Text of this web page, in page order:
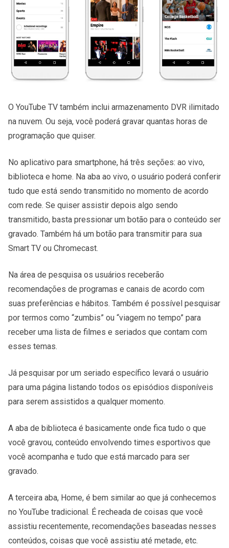
O YouTube TV também inclui armazenamento DVR ilimitado
na nuvem. Ou seja, você poderá gravar quantas horas de
programação que quiser.
No aplicativo para smartphone, há três seções: ao vivo,
biblioteca e home. Na aba ao vivo, o usuário poderá conferir
tudo que está sendo transmitido no momento de acordo
com rede. Se quiser assistir depois algo sendo
transmitido, basta pressionar um botão para o conteúdo ser
gravado. Também há um botão para transmitir para sua
Smart TV ou Chromecast.
Na área de pesquisa os usuários receberão
recomendações de programas e canais de acordo com
suas preferências e hábitos. Também é possível pesquisar
por termos como “zumbis” ou “viagem no tempo” para
receber uma lista de filmes e seriados que contam com
esses temas.
Já pesquisar por um seriado específico levará o usuário
para uma página listando todos os episódios disponíveis
para serem assistidos a qualquer momento.
A aba de biblioteca é basicamente onde fica tudo o que
você gravou, conteúdo envolvendo times esportivos que
você acompanha e tudo que está marcado para ser
gravado.
A terceira aba, Home, é bem similar ao que já conhecemos
no YouTube tradicional. É recheada de coisas que você
assistiu recentemente, recomendações baseadas nesses
conteúdos, coisas que você assistiu até metade, etc.